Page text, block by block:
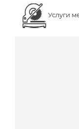
Услуги